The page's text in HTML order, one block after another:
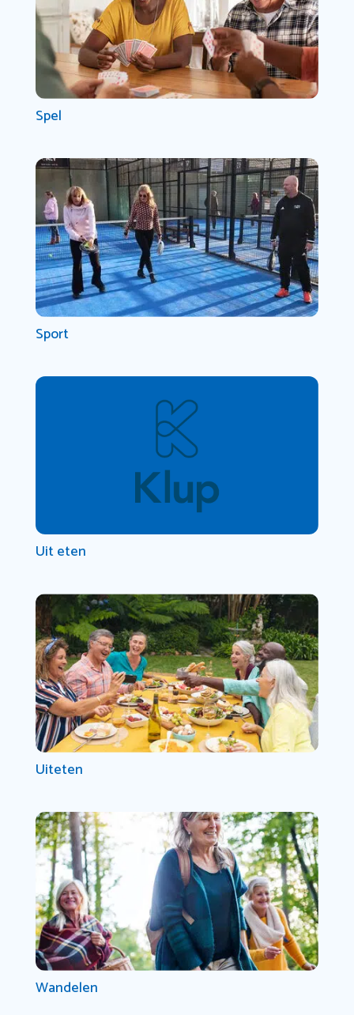
Spel
Sport
Uit eten
Uiteten
Wandelen